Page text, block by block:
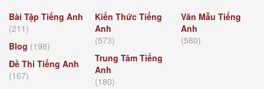
Bài Tập Tiếng Anh
(211)
Blog (198)
Đề Thi Tiếng Anh
(167)
Kiến Thức Tiếng
Anh
(573)
Trung Tâm Tiếng
Anh
(180)
Văn Mẫu Tiếng
Anh
(580)